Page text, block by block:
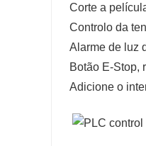
Corte a
Controlo da
Alarme de luz
Botão E-Stop,
Adicione o